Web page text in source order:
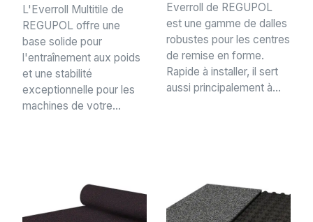
L'Everroll Multitile de
REGUPOL offre une
base solide pour
l'entraînement aux poids
et une stabilité
exceptionnelle pour les
machines de votre...
Everroll de REGUPOL
est une gamme de dalles
robustes pour les centres
de remise en forme.
Rapide à installer, il sert
aussi principalement à...